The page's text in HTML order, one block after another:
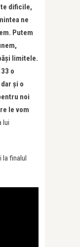
dificile,
ne
Putem
limitele.
o
și o
noi
le vom
lui
la finalul